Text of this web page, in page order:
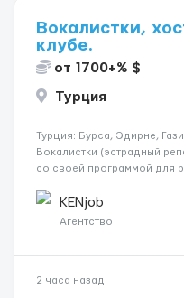
Вокалистки,
клубе.
от 1700+% $
Турция
Турция: Бурса, Эдирне,
Вокалистки (эстрадный
со своей программой для
одного до трех месяцев.
KENjob
Агентство
2 часа назад